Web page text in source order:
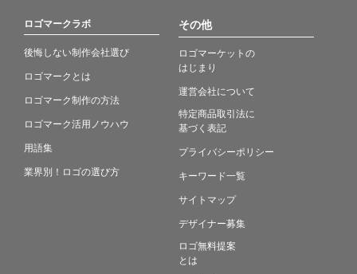
ロゴマークラボ
後悔しない制作会社選び
ロゴマークとは
ロゴマーク制作の方法
ロゴマーク活用ノウハウ
用語集
業界別！ロゴの選び方
その他
ロゴマーケットの
はじまり
運営会社について
特定商品取引法に
基づく表記
プライバシーポリシー
キーワード一覧
サイトマップ
デザイナー募集
ロゴ無料提案
とは